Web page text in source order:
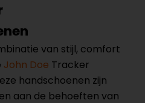
van stijl, comfort
John Doe Tracker
handschoenen zijn
aan de behoeften van